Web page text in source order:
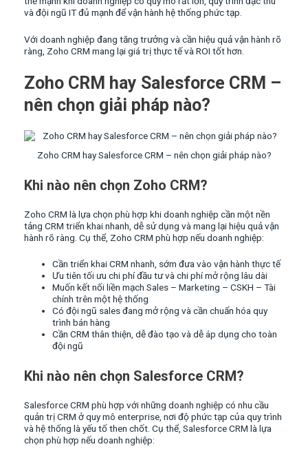
và đội ngũ IT đủ mạnh để vận hành hệ thống phức tạp.
Với doanh nghiệp đang tăng trưởng và cần hiệu quả vận hành rõ
ràng, Zoho CRM mang lại giá trị thực tế và ROI tốt hơn.
Zoho CRM hay Salesforce CRM –
nên chọn giải pháp nào?
Zoho CRM hay Salesforce CRM – nên chọn giải pháp nào?
Khi nào nên chọn Zoho CRM?
Zoho CRM là lựa chọn phù hợp khi doanh nghiệp cần một nền
tảng CRM triển khai nhanh, dễ sử dụng và mang lại hiệu quả vận
hành rõ ràng. Cụ thể, Zoho CRM phù hợp nếu doanh nghiệp:
Cần triển khai CRM nhanh, sớm đưa vào vận hành thực tế
Ưu tiên tối ưu chi phí đầu tư và chi phí mở rộng lâu dài
Muốn kết nối liền mạch Sales – Marketing – CSKH – Tài
chính trên một hệ thống
Có đội ngũ sales đang mở rộng và cần chuẩn hóa quy
trình bán hàng
Cần CRM thân thiện, dễ đào tạo và dễ áp dụng cho toàn
đội ngũ
Khi nào nên chọn Salesforce CRM?
Salesforce CRM phù hợp với những doanh nghiệp có nhu cầu
quản trị CRM ở quy mô enterprise, nơi độ phức tạp của quy trình
và hệ thống là yếu tố then chốt. Cụ thể, Salesforce CRM là lựa
chọn phù hợp nếu doanh nghiệp: